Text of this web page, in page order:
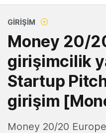
GIRIŞIM
Money 20/
girişimcilik
Startup
girişim
Money 20/20